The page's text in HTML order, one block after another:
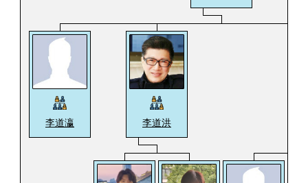
李道瀛 李道洪